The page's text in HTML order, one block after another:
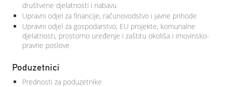
društvene djelatnosti i nabavu
Upravni odjel za financije, računovodstvo i javne prihode
Upravni odjel za gospodarstvo, EU projekte, komunalne
djelatnosti, prostorno uređenje i zaštitu okoliša i imovinsko-
pravne poslove
Poduzetnici
Prednosti za poduzetnike